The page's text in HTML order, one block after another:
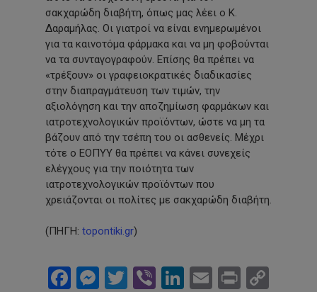
σακχαρώδη διαβήτη, όπως μας λέει ο Κ.
Δαραμήλας. Οι γιατροί να είναι ενημερωμένοι
για τα καινοτόμα φάρμακα και να μη φοβούνται
να τα συνταγογραφούν. Επίσης θα πρέπει να
«τρέξουν» οι γραφειοκρατικές διαδικασίες
στην διαπραγμάτευση των τιμών, την
αξιολόγηση και την αποζημίωση φαρμάκων και
ιατροτεχνολογικών προϊόντων, ώστε να μη τα
βάζουν από την τσέπη του οι ασθενείς. Μέχρι
τότε ο ΕΟΠΥΥ θα πρέπει να κάνει συνεχείς
ελέγχους για την ποιότητα των
ιατροτεχνολογικών προϊόντων που
χρειάζονται οι πολίτες με σακχαρώδη διαβήτη.
(ΠΗΓΗ: topontiki.gr)
Facebook
Messenger
Twitter
ViberLinkedIn
Email
Print